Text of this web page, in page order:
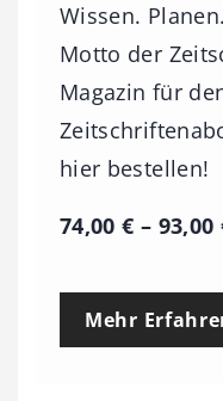
Wissen.
Motto der
Magazin für
hier bestellen!
74,00€ – 93,00
Mehr